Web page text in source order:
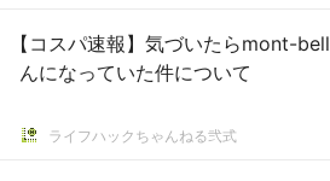
【コスパ速報】気づいたらmont-
んになっていた件について
ライフハックちゃんねる弐式